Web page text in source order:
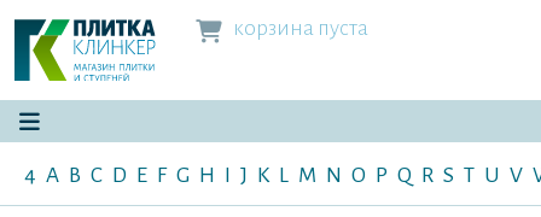
корзина пуста
4 A B C D E F G H I J K L M N O P Q R S T U V